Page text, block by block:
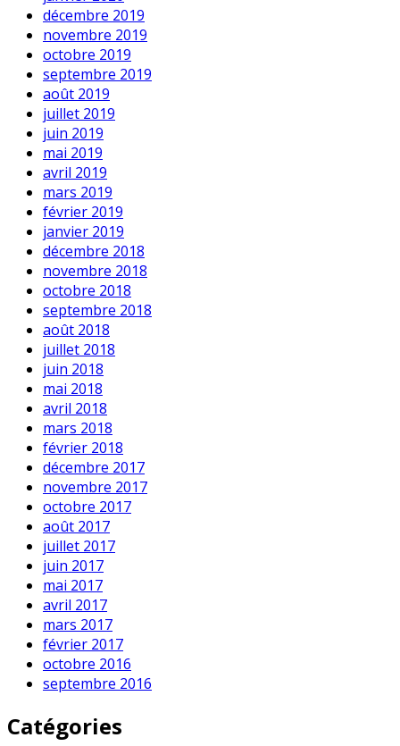
décembre 2019
novembre 2019
octobre 2019
septembre 2019
août 2019
juillet 2019
juin 2019
mai 2019
avril 2019
mars 2019
février 2019
janvier 2019
décembre 2018
novembre 2018
octobre 2018
septembre 2018
août 2018
juillet 2018
juin 2018
mai 2018
avril 2018
mars 2018
février 2018
décembre 2017
novembre 2017
octobre 2017
août 2017
juillet 2017
juin 2017
mai 2017
avril 2017
mars 2017
février 2017
octobre 2016
septembre 2016
Catégories